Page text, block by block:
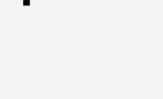
su youtube
su instagram